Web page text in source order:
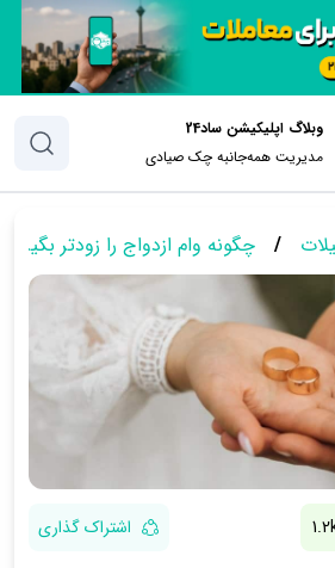
وبلاگ اپلیکیشن ساد24
مدیریت همه‌جانبه چک‌ صیادی
/ چگونه وام ازدواج را زودتر
اشتراک گذاری